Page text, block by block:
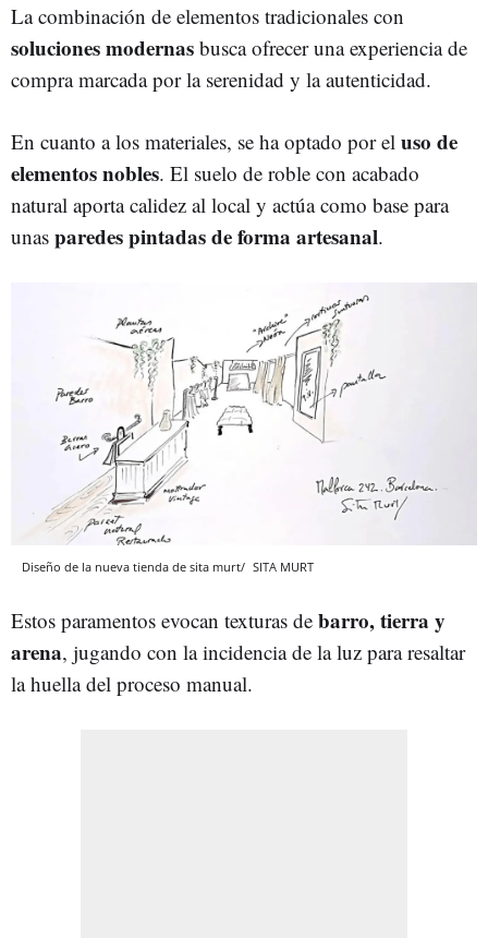
La combinación de elementos tradicionales con
soluciones modernas busca ofrecer una experiencia de
compra marcada por la serenidad y la autenticidad.
En cuanto a los materiales, se ha optado por el uso de
elementos nobles. El suelo de roble con acabado
natural aporta calidez al local y actúa como base para
unas paredes pintadas de forma artesanal.
Diseño de la nueva tienda de sita murt/ SITA MURT
Estos paramentos evocan texturas de barro, tierra y
arena, jugando con la incidencia de la luz para resaltar
la huella del proceso manual.